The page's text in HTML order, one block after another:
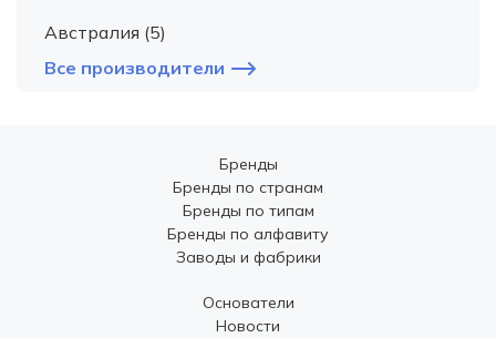
Австралия (5)
Все производители
Бренды
Бренды по странам
Бренды по типам
Бренды по алфавиту
Заводы и фабрики
Основатели
Новости